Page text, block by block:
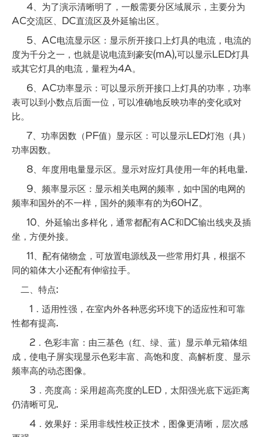
4、为了演示清晰明了，一般需要分区域展示，主要分为
AC交流区、DC直流区及外延输出区。
5、AC电流显示区：显示所开接口上灯具的电流，电流的
度为千分之一，也就是说电流到豪安(mA),可以显示LED灯具
或其它灯具的电流，量程为4A。
6、AC功率显示：可以显示所开接口上灯具的功率，功率
表可以到小数点后面一位，可以准确地反映功率的变化或对
比。
7、功率因数（PF值）显示区：可以显示LED灯泡（具）
功率因数。
8、年度用电量显示区。显示对应灯具使用一年的耗电量.
9、频率显示区：显示相关电网的频率，如中国的电网的
频率和国外的不一样，国外的频率有的为60HZ。
10、外延输出多样化，通常都配有AC和DC输出线夹及插
坐，方便外接。
11、配有储物盒，可放置电源线及一些常用灯具，根据不
同的箱体大小还配有伸缩拉手。
二、特点:
1．适用性强，在室内外各种恶劣环境下的适应性和可靠
性都有提高.
2．色彩丰富：由三基色（红、绿、蓝）显示单元箱体组
成，使电子屏实现显示色彩丰富、高饱和度、高解析度、显示
频率高的动态图像。
3．亮度高：采用超高亮度的LED，太阳强光底下远距离
仍清晰可见.
4．效果好：采用非线性校正技术，图像更清晰，层次感